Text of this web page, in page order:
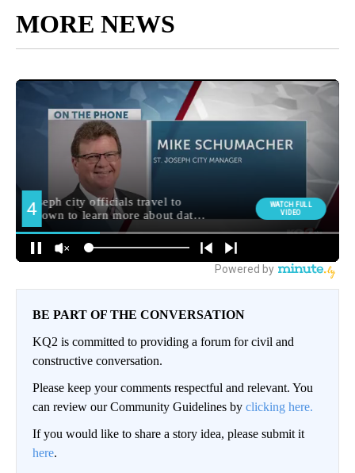
MORE NEWS
BE PART OF THE CONVERSATION
KQ2 is committed to providing a forum for civil and
constructive conversation.
Please keep your comments respectful and relevant. You
can review our Community Guidelines by clicking here.
If you would like to share a story idea, please submit it
here.